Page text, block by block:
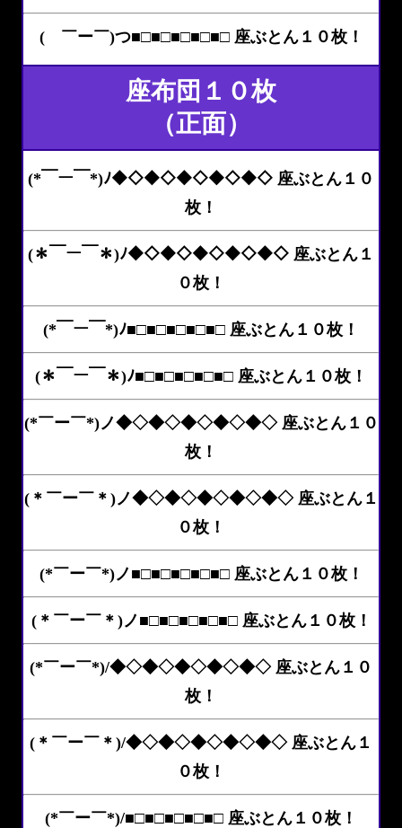
( ￣ー￣)つ■□■□■□■□■□ 座ぶとん１０枚！
座布団１０枚
（正面）
(*￣ー￣*)ﾉ◆◇◆◇◆◇◆◇◆◇ 座ぶとん１０
枚！
(＊￣ー￣＊)ﾉ◆◇◆◇◆◇◆◇◆◇ 座ぶとん１
０枚！
(*￣ー￣*)ﾉ■□■□■□■□■□ 座ぶとん１０枚！
(＊￣ー￣＊)ﾉ■□■□■□■□■□ 座ぶとん１０枚！
(*￣ー￣*)ノ◆◇◆◇◆◇◆◇◆◇ 座ぶとん１０
枚！
(＊￣ー￣＊)ノ◆◇◆◇◆◇◆◇◆◇ 座ぶとん１
０枚！
(*￣ー￣*)ノ■□■□■□■□■□ 座ぶとん１０枚！
(＊￣ー￣＊)ノ■□■□■□■□■□ 座ぶとん１０枚！
(*￣ー￣*)/◆◇◆◇◆◇◆◇◆◇ 座ぶとん１０
枚！
(＊￣ー￣＊)/◆◇◆◇◆◇◆◇◆◇ 座ぶとん１
０枚！
(*￣ー￣*)/■□■□■□■□■□ 座ぶとん１０枚！